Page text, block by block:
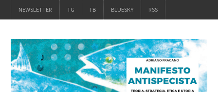
NEWSLETTER TG FB BLUESKY RSS